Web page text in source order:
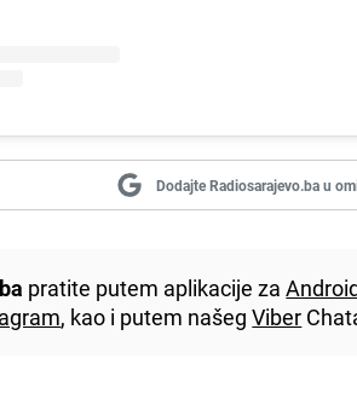
Dodajte Radiosarajevo.ba u
pratite putem aplikacije za
, kao i putem našegViber